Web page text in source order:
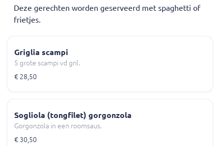
Deze gerechten worden geserveerd met spaghetti of
frietjes.
Griglia scampi
5 grote scampi vd gril.
€ 28,50
Sogliola (tongfilet) gorgonzola
Gorgonzola in een roomsaus.
€ 30,50